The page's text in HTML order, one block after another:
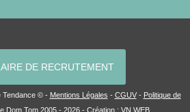
DE RECRUTEMENT
Tendance © - Mentions Légales - CGUV- Politique de
Dom Tom 2005 - 2026 - Création : VN WEB